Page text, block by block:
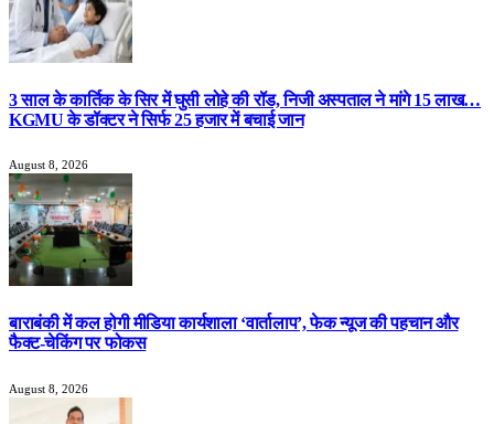
3 साल के कार्तिक के सिर में घुसी लोहे की रॉड, निजी अस्पताल ने मांगे 15 लाख…
KGMU के डॉक्टर ने सिर्फ 25 हजार में बचाई जान
August 8, 2026
बाराबंकी में कल होगी मीडिया कार्यशाला ‘वार्तालाप’, फेक न्यूज की पहचान और
फैक्ट-चेकिंग पर फोकस
August 8, 2026